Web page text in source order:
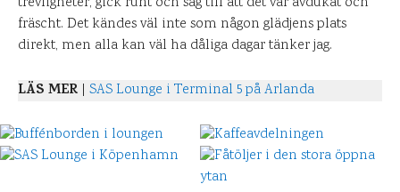
fräscht. Det kändes väl inte som någon glädjens plats
direkt, men alla kan väl ha dåliga dagar tänker jag.
LÄS MER | SAS Lounge i Terminal 5 på Arlanda